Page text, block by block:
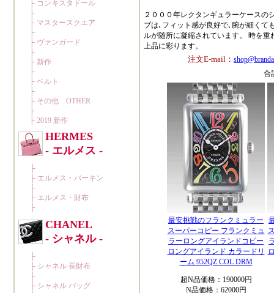
２０００年レクタンギュラーケースの
ブは､フィット感が良好で､腕が細くて
ルが随所に凝縮されています。 時を
上品に彩ります。
注文E-mail：
合
最安挑戦のフランクミュラー
スーパーコピー フランクミュ
ラーロングアイランドコピー
ロングアイランド カラードリ
ーム 952QZ COL DRM
超N品価格：190000円
N品価格：62000円